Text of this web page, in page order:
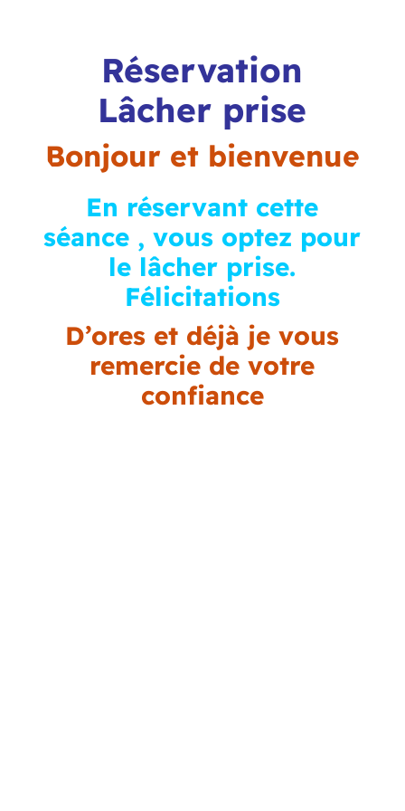
Réservation
Lâcher prise
Bonjour et bienvenue
En réservant cette
séance , vous optez pour
le lâcher prise.
Félicitations
D’ores et déjà je vous
remercie de votre
confiance